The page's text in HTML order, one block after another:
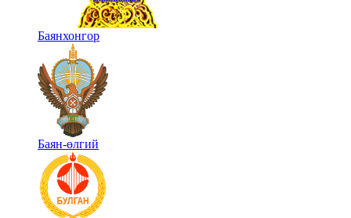
Баянхонгор
Баян-өлгий